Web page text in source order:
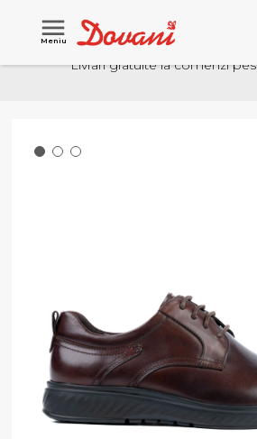
Meniu
Livrari gratuite la comenzi